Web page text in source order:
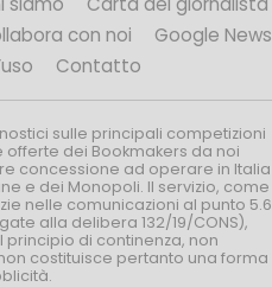
con noi
Google News
Contatto
sulle principali competizioni
dei Bookmakers da noi
concessione ad operare in Italia
e dei Monopoli. Il servizio, come
nelle comunicazioni al punto 5.6
alla delibera 132/19/CONS),
di continenza, non
costituisce pertanto una forma